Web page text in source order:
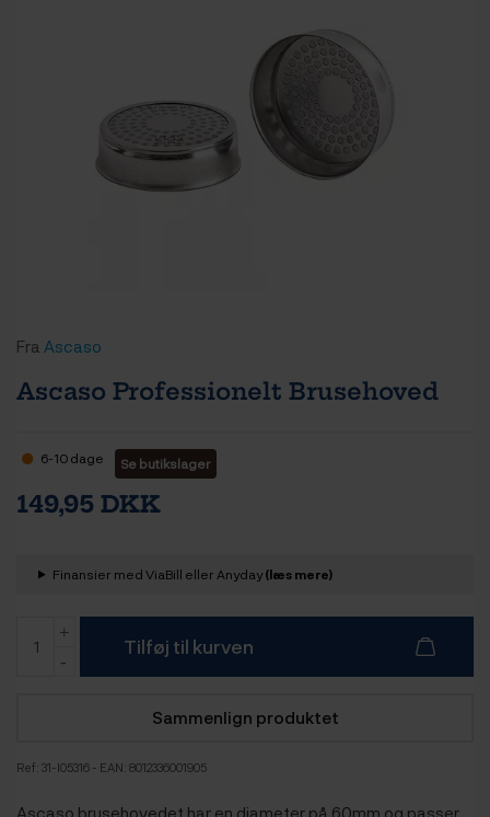
Fra Ascaso
Ascaso Professionelt Brusehoved
6-10 dage Se butikslager
149,95 DKK
Finansier med ViaBill eller Anyday(læs mere)
Tilføj til kurven
Sammenlign produktet
Ref: 31-I05316 - EAN: 8012336001905
Ascaso brusehovedet har en diameter på 60mm og passer